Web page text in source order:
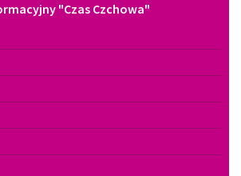
"Czas Czchowa"